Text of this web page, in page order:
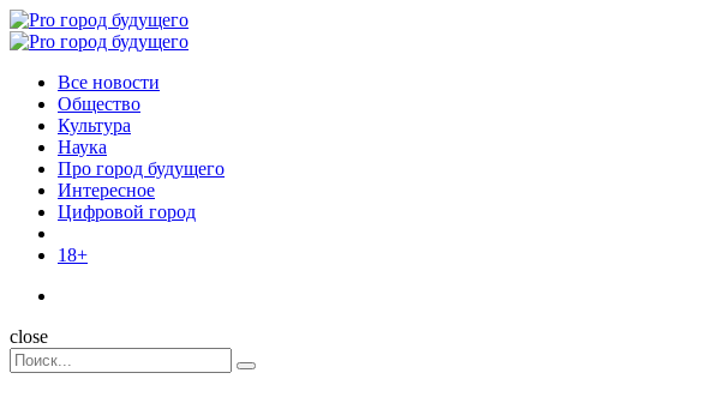
Menu
Поиск
Menu
Pro
Все новости
Общество
Культура
Наука
Про город будущего
Интересное
Цифровой город
18+
Поиск
close
Search
for:
Поиск